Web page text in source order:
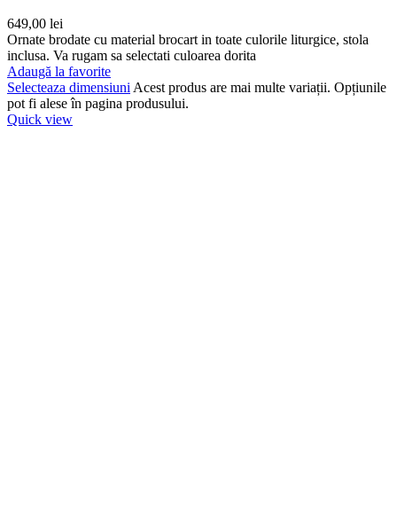
649,00 lei
Ornate brodate cu material brocart in toate culorile liturgice, stola
inclusa. Va rugam sa selectati culoarea dorita
Adaugă la favorite
Selecteaza dimensiuni Acest produs are mai multe variații. Opțiunile
pot fi alese în pagina produsului.
Quick view